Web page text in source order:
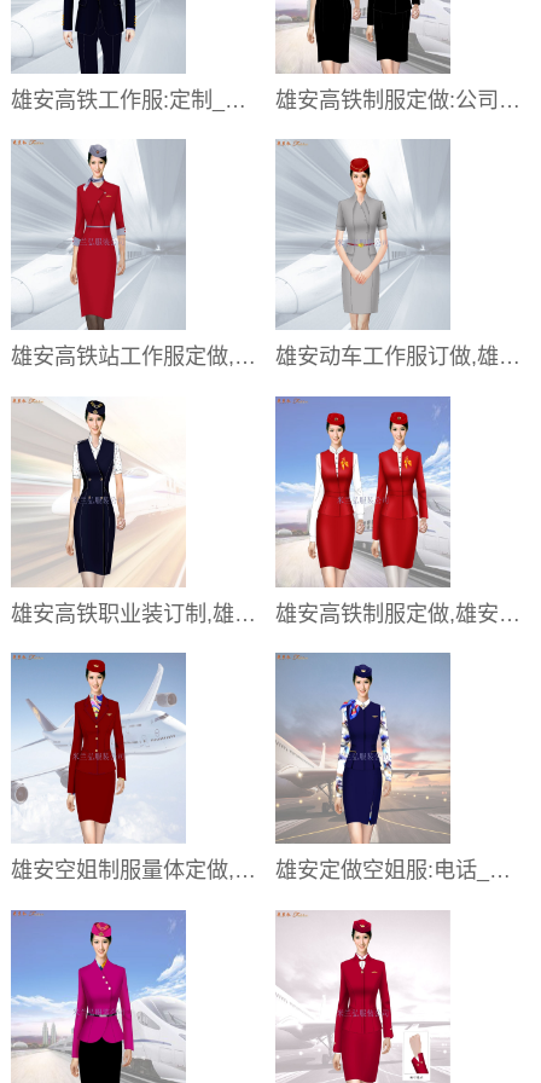
雄安高铁工作服:定制_电话_地址_厂家 雄安高铁制服定做:公司_量体_多少钱
雄安高铁站工作服定做,雄安火车站工服订做 雄安动车工作服订做,雄安动车工装定制
雄安高铁职业装订制,雄安高铁工服定做 雄安高铁制服定做,雄安高铁工作服订制
雄安空姐制服量体定做,雄安空姐工作服订制厂家 雄安定做空姐服:电话_地址_品牌_怎么样